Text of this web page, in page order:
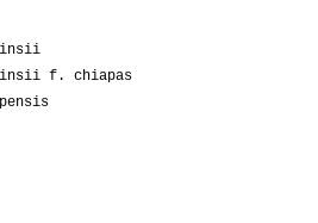
f. chiapas